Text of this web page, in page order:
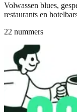
Volwassen blues,
restaurants en
22 nummers